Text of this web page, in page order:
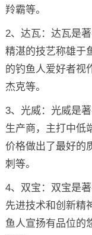
羚霸等。
2、达瓦：达瓦是
精湛的技艺称雄于
的钓鱼人爱好者视
杰克等。
3、光威：光威是
生产商，主打中低
价格做出了最好的
刺等。
4、双宝：双宝是
先进技术和创新精
鱼人宣扬有品位的